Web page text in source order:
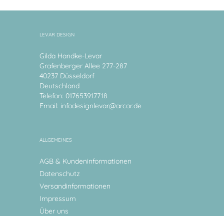
LEVAR DESIGN
Gilda Handke-Levar
Grafenberger Allee 277-287
40237 Düsseldorf
Deutschland
Telefon: 017653917718
Email: infodesignlevar@arcor.de
ALLGEMEINES
AGB & Kundeninformationen
Datenschutz
Versandinformationen
Impressum
Über uns